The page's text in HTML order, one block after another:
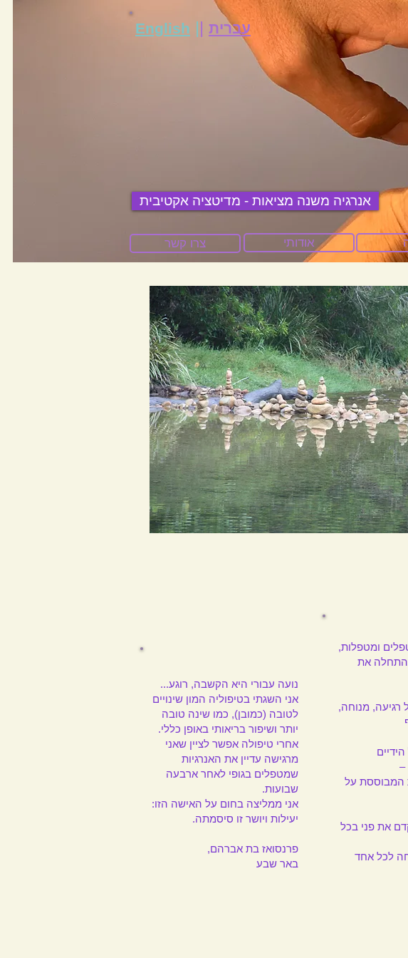
English || עברית
אנרגיה משנה מציאות - מדיטציה אקטיבית
צרו קשר אודותי
נועה עבורי היא הקשבה, רוגע...
אני השגתי בטיפוליה המון שינויים
לטובה (כמובן), כמו שינה טובה
יותר ושיפור בריאותי באופן כללי.
אחרי טיפולה אפשר לציין שאני
מרגישה עדיין את האנרגיות
שמטפלים בגופי לאחר ארבעה
שבועות.
אני ממליצה בחום על האישה הזו:
יעילות ויושר זו סיסמתה.
פרנסואז בת אברהם,
באר שבע
ומטפלות,
את
רגיעה, מנוחה,
–
המבוססת על
את פני בכל
לכל אחד